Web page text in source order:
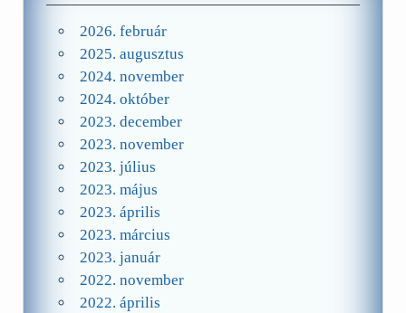
2026. február
2025. augusztus
2024. november
2024. október
2023. december
2023. november
2023. július
2023. május
2023. április
2023. március
2023. január
2022. november
2022. április